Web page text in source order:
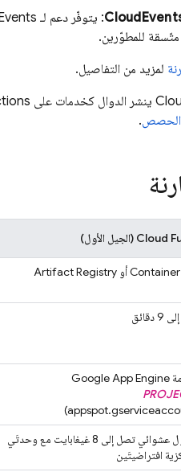
: يتوفّر دعم لـ CloudEvents المتوافقة مع معايير المجال
للمطوّرين.
لمزيد من التفاصيل.
ينشر الدوال كخدمات على
الحصص.
Cloud (الجيل الأول)
أو Artifact Registry
ذاكرة وصول عشوائي تصل إلى 8 غيغابايت مع وحدتَي
افتراضيتَين